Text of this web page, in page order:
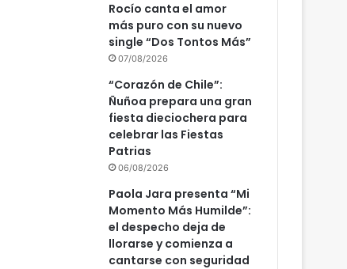
Rocío canta el amor
más puro con su nuevo
single “Dos Tontos Más”
07/08/2026
“Corazón de Chile”:
Ñuñoa prepara una gran
fiesta dieciochera para
celebrar las Fiestas
Patrias
06/08/2026
Paola Jara presenta “Mi
Momento Más Humilde”:
el despecho deja de
llorarse y comienza a
cantarse con seguridad